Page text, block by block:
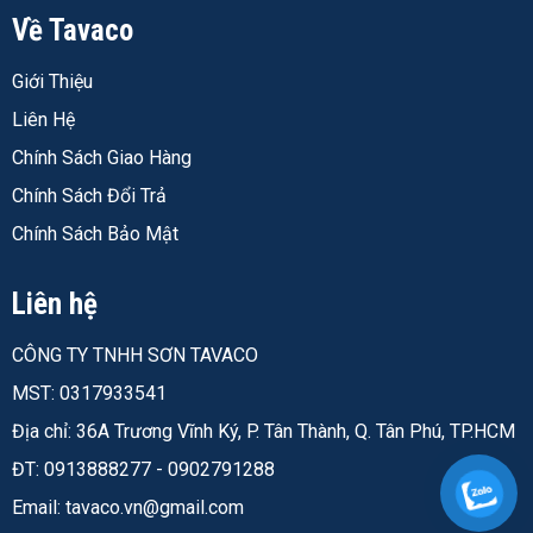
màng sơn khi tường co giãn theo nhiệt độ - đặc biệt
chênh lệch 15–20°C giữa ngày và đêm.
Khả Năng Chống Nước - Giảm Vệt Nước Trên Màng
Sơn
vệt nước trên tường sơn - đặc biệt với sơn bóng. Sơn lót
hợp, ngăn nước thấm qua màng lót làm đổi màu sơn
phủ. Điều này giữ tường luôn đều màu, không có vệt
Thông Số Kỹ Thuật Sơn Lót Jotun Jotashield
Về Tavaco
Giới Thiệu
Liên Hệ
Chính Sách Giao Hàng
Chính Sách Đổi Trả
Chính Sách Bảo Mật
Liên hệ
CÔNG TY TNHH SƠN TAVACO
MST: 0317933541
Địa chỉ: 36A Trương Vĩnh Ký, P. Tân Thành, Q. Tân Phú, TP.HCM
ĐT: 0913888277 - 0902791288
Email: tavaco.vn@gmail.com